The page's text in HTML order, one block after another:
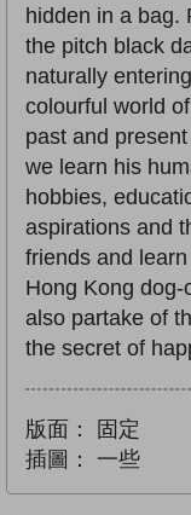
hidden in a bag.
the pitch black
naturally
colourful world
past and
we learn his
hobbies,
aspirations and
friends and
Hong Kong
also partake of
the secret of
版面：
固定
插圖：
一些